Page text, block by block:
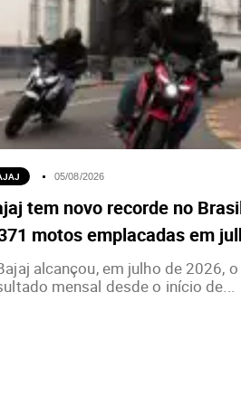
05/08/2026
tem novo recorde no
motos emplacadas em
alcançou, em julho de 2026,
mensal desde o início de...